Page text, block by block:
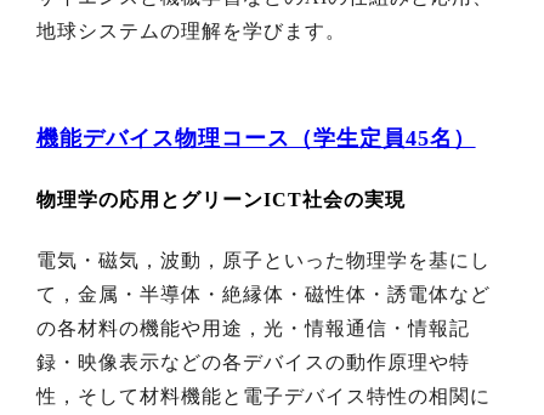
地球システムの理解を学びます。
機能デバイス物理コース（学生定員45名）
物理学の応用とグリーンICT社会の実現
電気・磁気，波動，原子といった物理学を基にし
て，金属・半導体・絶縁体・磁性体・誘電体など
の各材料の機能や用途，光・情報通信・情報記
録・映像表示などの各デバイスの動作原理や特
性，そして材料機能と電子デバイス特性の相関に